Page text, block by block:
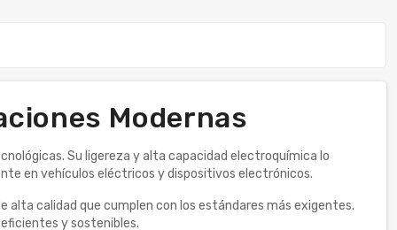
Modernas
Su ligereza y alta capacidad electroquímica lo
en vehículos eléctricos y dispositivos electrónicos.
alta calidad que cumplen con los estándares más exigentes.
y sostenibles.